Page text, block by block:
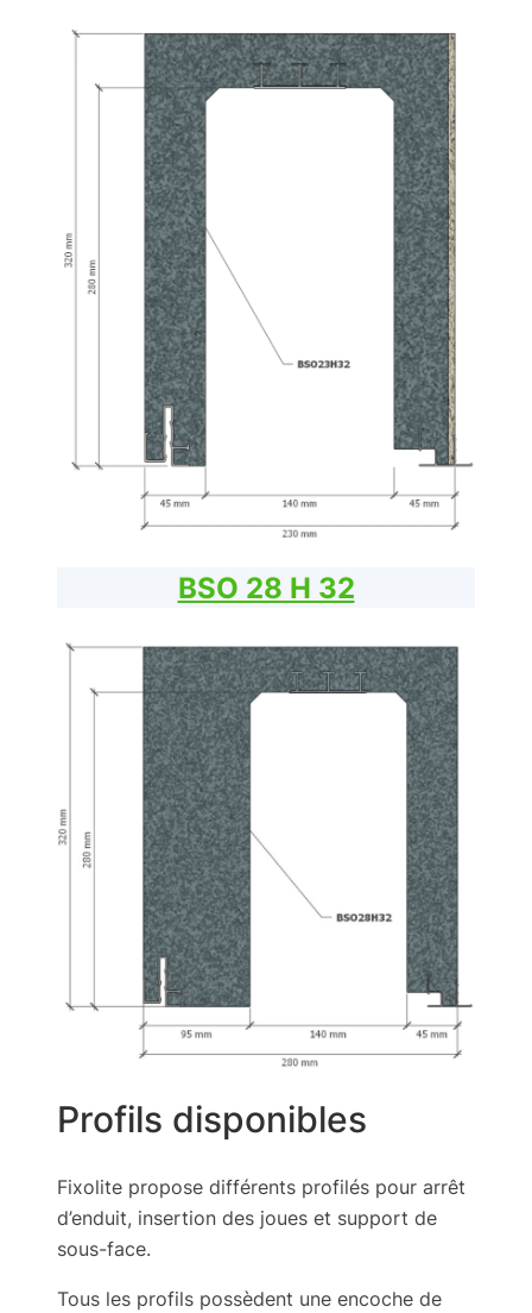
BSO 28 H 32
Profils disponibles
Fixolite propose différents profilés pour arrêt
d’enduit, insertion des joues et support de
sous-face.
Tous les profils possèdent une encoche de